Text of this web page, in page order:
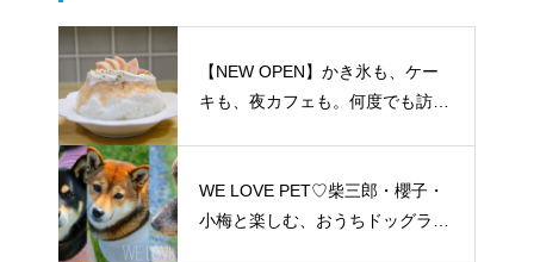
【NEW OPEN】かき氷も、ケー
キも、夜カフェも。何度でも訪れ
WE LOVE PET♡柴三郎・櫻子・
小梅と楽しむ、おうちドッグラン